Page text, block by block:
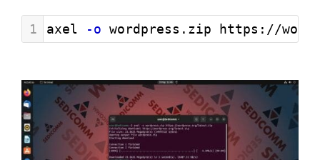
1 axel -o wordpress.zip https://